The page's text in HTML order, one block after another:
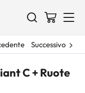
Successivo
C + Ruote